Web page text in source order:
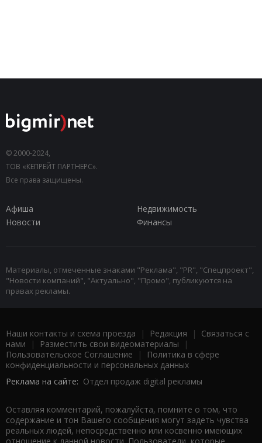
© 2000-2024,
ТОВ «КЕПРЕЙТ ПАРТНЕРС».
Все права защищены.
Афиша
Недвижимость
Новости
Финансы
Материалы, отмеченные знаками "Реклама", "PR", "Спецпроект",
"Новости компаний", "Актуально", "Промо", публикуются на
правах рекламы.
Наши контакты и схема проезда | Редакция | Связаться с
нами | Разместить свои видеоматериалы |
Пользовательское Соглашение |
Политика в сфере
конфиденциальности и персональных данных
Реклама на сайте: Отдел продаж digital рекламы
Оставляя комментарий, пожалуйста, помните о том, что
содержание и тон Вашего сообщения могут задеть чувства
реальных людей, непосредственно или косвенно имеющих